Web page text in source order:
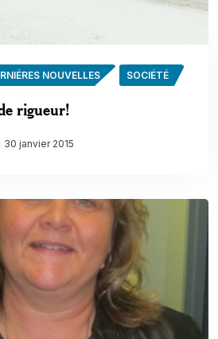
NOUVELLES SOCIÉTÉ
rigueur!
30 janvier 2015